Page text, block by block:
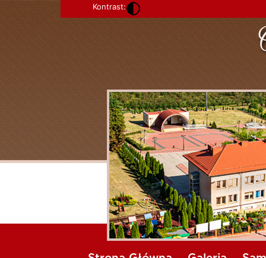
Kontrast: